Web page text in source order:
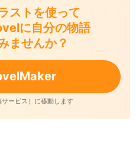
ストを使って
に自分の物語
ませんか？
ービス）に移動します